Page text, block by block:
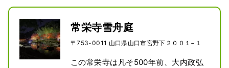
常栄寺雪舟庭
〒753-0011 山口県山口市宮野下２００１−１
この常栄寺は凡そ500年前、大内政弘